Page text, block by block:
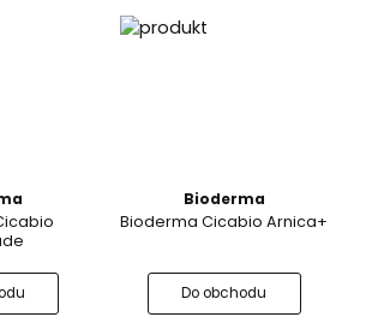
Bioderma
Bioderma Cicabio Arnica+
Do obchodu